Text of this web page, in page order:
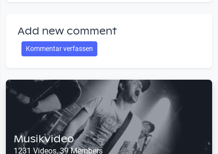
Add new comment
Kommentar verfassen
Musikvideo
1231 Videos, 39 Members